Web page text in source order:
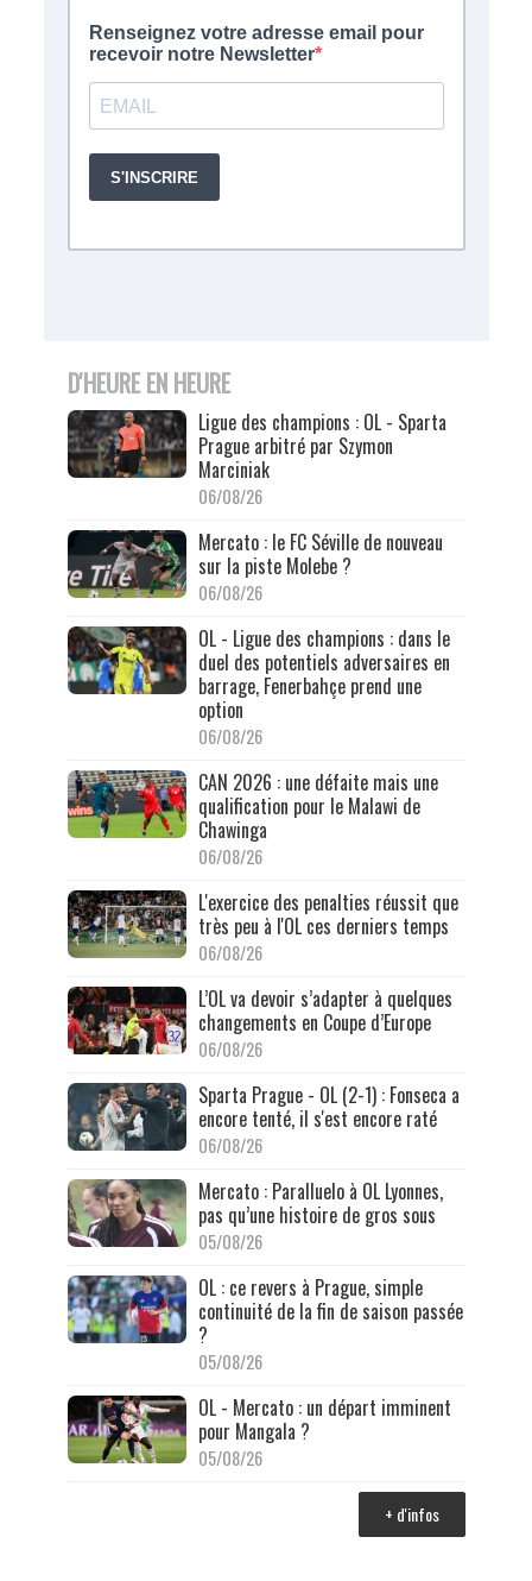
D'HEURE EN HEURE
Ligue des champions : OL - Sparta
Prague arbitré par Szymon
Marciniak
06/08/26
Mercato : le FC Séville de nouveau
sur la piste Molebe ?
06/08/26
OL - Ligue des champions : dans le
duel des potentiels adversaires en
barrage, Fenerbahçe prend une
option
06/08/26
CAN 2026 : une défaite mais une
qualification pour le Malawi de
Chawinga
06/08/26
L'exercice des penalties réussit que
très peu à l'OL ces derniers temps
06/08/26
L’OL va devoir s’adapter à quelques
changements en Coupe d’Europe
06/08/26
Sparta Prague - OL (2-1) : Fonseca a
encore tenté, il s'est encore raté
06/08/26
Mercato : Paralluelo à OL Lyonnes,
pas qu’une histoire de gros sous
05/08/26
OL : ce revers à Prague, simple
continuité de la fin de saison passée
?
05/08/26
OL - Mercato : un départ imminent
pour Mangala ?
05/08/26
+ d'infos